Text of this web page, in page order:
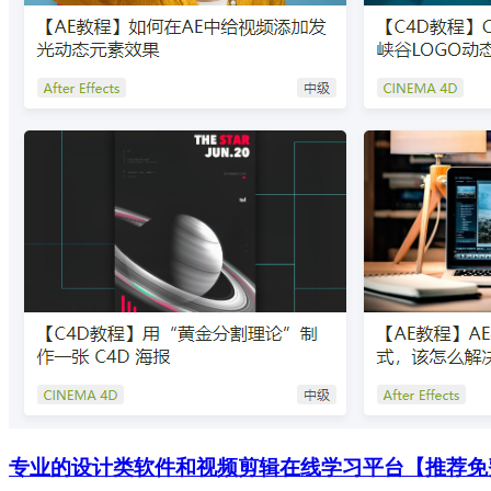
专业的设计类软件和视频剪辑在线学习平台【推荐